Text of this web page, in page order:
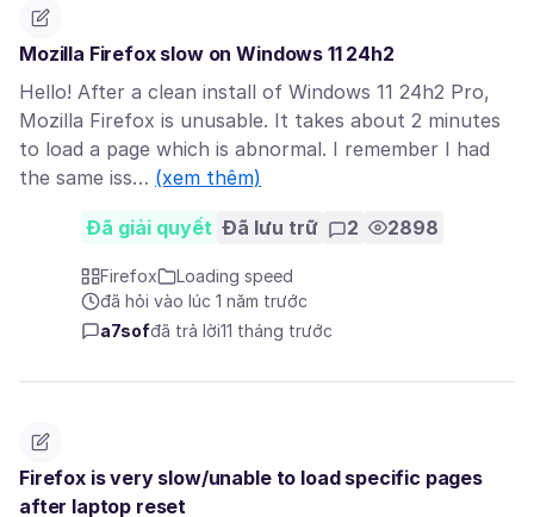
Mozilla Firefox slow on Windows 11 24h2
Hello! After a clean install of Windows 11 24h2 Pro,
Mozilla Firefox is unusable. It takes about 2 minutes
to load a page which is abnormal. I remember I had
the same iss… (xem thêm)
Đã giải quyết Đã lưu trữ 2 2898
Firefox
Loading speed
đã hỏi vào lúc 1 năm trước
a7sofđã trả lời11 tháng trước
Firefox is very slow/unable to load specific pages
after laptop reset